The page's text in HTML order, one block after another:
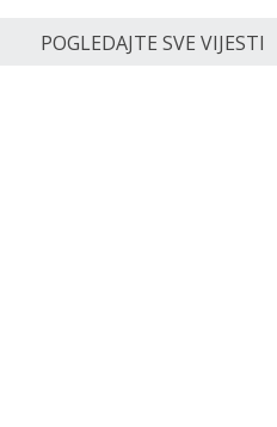
POGLEDAJTE SVE VIJESTI